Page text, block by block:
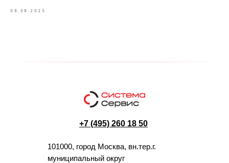
08.08.2025
+7 (495) 260 18 50
101000, город Москва, вн.тер.г.
муниципальный округ